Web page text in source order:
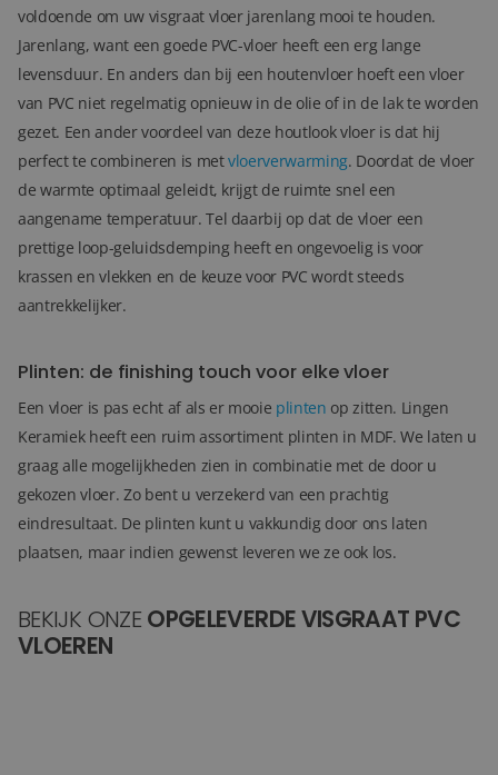
voldoende om uw visgraat vloer jarenlang mooi te houden.
Jarenlang, want een goede PVC-vloer heeft een erg lange
levensduur. En anders dan bij een houtenvloer hoeft een vloer
van PVC niet regelmatig opnieuw in de olie of in de lak te worden
gezet. Een ander voordeel van deze houtlook vloer is dat hij
perfect te combineren is metvloerverwarming. Doordat de vloer
de warmte optimaal geleidt, krijgt de ruimte snel een
aangename temperatuur. Tel daarbij op dat de vloer een
prettige loop-geluidsdemping heeft en ongevoelig is voor
krassen en vlekken en de keuze voor PVC wordt steeds
aantrekkelijker.
Plinten: de finishing touch voor elke vloer
Een vloer is pas echt af als er mooie plinten op zitten. Lingen
Keramiek heeft een ruim assortiment plinten in MDF. We laten u
graag alle mogelijkheden zien in combinatie met de door u
gekozen vloer. Zo bent u verzekerd van een prachtig
eindresultaat. De plinten kunt u vakkundig door ons laten
plaatsen, maar indien gewenst leveren we ze ook los.
BEKIJK ONZE OPGELEVERDE VISGRAAT PVC
VLOEREN